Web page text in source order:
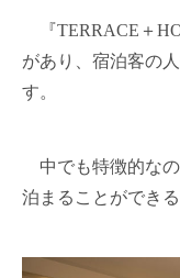
『TERRACE＋
があり、宿泊客の
す。
中でも特徴的なの
泊まることができ